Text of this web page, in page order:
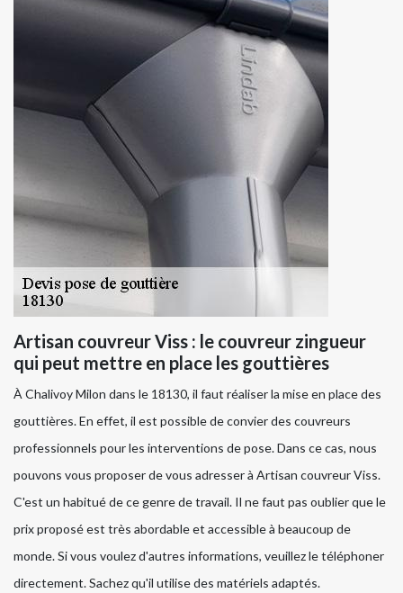
Artisan couvreur Viss : le couvreur zingueur
qui peut mettre en place les gouttières
À Chalivoy Milon dans le 18130, il faut réaliser la mise en place des
gouttières. En effet, il est possible de convier des couvreurs
professionnels pour les interventions de pose. Dans ce cas, nous
pouvons vous proposer de vous adresser à Artisan couvreur Viss.
C'est un habitué de ce genre de travail. Il ne faut pas oublier que le
prix proposé est très abordable et accessible à beaucoup de
monde. Si vous voulez d'autres informations, veuillez le téléphoner
directement. Sachez qu'il utilise des matériels adaptés.